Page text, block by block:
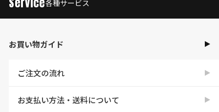
各種サービス
お買い物ガイド
ご注文の流れ
お支払い方法・送料について